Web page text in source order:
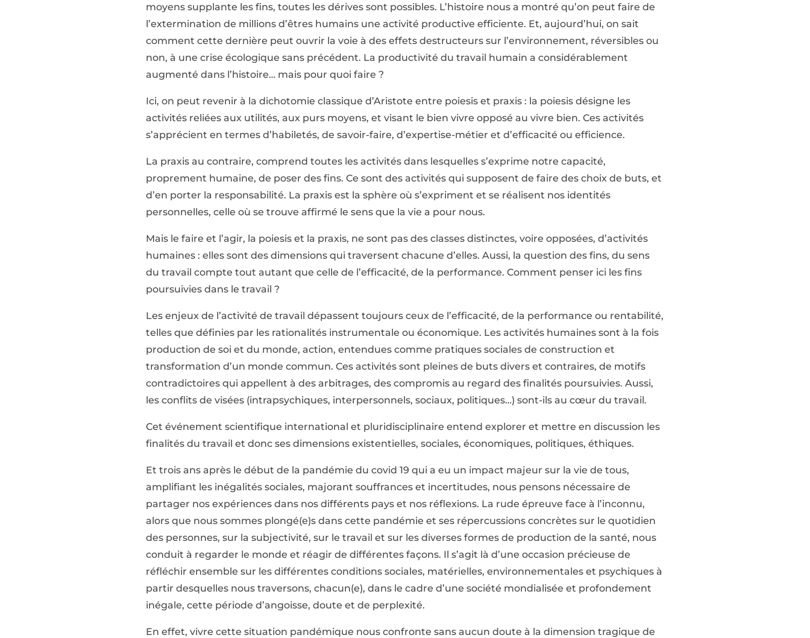
moyens supplante les fins, toutes les dérives sont possibles. L’histoire nous a montré qu’on peut faire de
l’extermination de millions d’êtres humains une activité productive efficiente. Et, aujourd’hui, on sait
comment cette dernière peut ouvrir la voie à des effets destructeurs sur l’environnement, réversibles ou
non, à une crise écologique sans précédent. La productivité du travail humain a considérablement
augmenté dans l’histoire… mais pour quoi faire ?
Ici, on peut revenir à la dichotomie classique d’Aristote entre poiesis et praxis : la poiesis désigne les
activités reliées aux utilités, aux purs moyens, et visant le bien vivre opposé au vivre bien. Ces activités
s’apprécient en termes d’habiletés, de savoir-faire, d’expertise-métier et d’efficacité ou efficience.
La praxis au contraire, comprend toutes les activités dans lesquelles s’exprime notre capacité,
proprement humaine, de poser des fins. Ce sont des activités qui supposent de faire des choix de buts, et
d’en porter la responsabilité. La praxis est la sphère où s’expriment et se réalisent nos identités
personnelles, celle où se trouve affirmé le sens que la vie a pour nous.
Mais le faire et l’agir, la poiesis et la praxis, ne sont pas des classes distinctes, voire opposées, d’activités
humaines : elles sont des dimensions qui traversent chacune d’elles. Aussi, la question des fins, du sens
du travail compte tout autant que celle de l’efficacité, de la performance. Comment penser ici les fins
poursuivies dans le travail ?
Les enjeux de l’activité de travail dépassent toujours ceux de l’efficacité, de la performance ou rentabilité,
telles que définies par les rationalités instrumentale ou économique. Les activités humaines sont à la fois
production de soi et du monde, action, entendues comme pratiques sociales de construction et
transformation d’un monde commun. Ces activités sont pleines de buts divers et contraires, de motifs
contradictoires qui appellent à des arbitrages, des compromis au regard des finalités poursuivies. Aussi,
les conflits de visées (intrapsychiques, interpersonnels, sociaux, politiques…) sont-ils au cœur du travail.
Cet événement scientifique international et pluridisciplinaire entend explorer et mettre en discussion les
finalités du travail et donc ses dimensions existentielles, sociales, économiques, politiques, éthiques.
Et trois ans après le début de la pandémie du covid 19 qui a eu un impact majeur sur la vie de tous,
amplifiant les inégalités sociales, majorant souffrances et incertitudes, nous pensons nécessaire de
partager nos expériences dans nos différents pays et nos réflexions. La rude épreuve face à l’inconnu,
alors que nous sommes plongé(e)s dans cette pandémie et ses répercussions concrètes sur le quotidien
des personnes, sur la subjectivité, sur le travail et sur les diverses formes de production de la santé, nous
conduit à regarder le monde et réagir de différentes façons. Il s’agit là d’une occasion précieuse de
réfléchir ensemble sur les différentes conditions sociales, matérielles, environnementales et psychiques à
partir desquelles nous traversons, chacun(e), dans le cadre d’une société mondialisée et profondement
inégale, cette période d’angoisse, doute et de perplexité.
En effet, vivre cette situation pandémique nous confronte sans aucun doute à la dimension tragique de